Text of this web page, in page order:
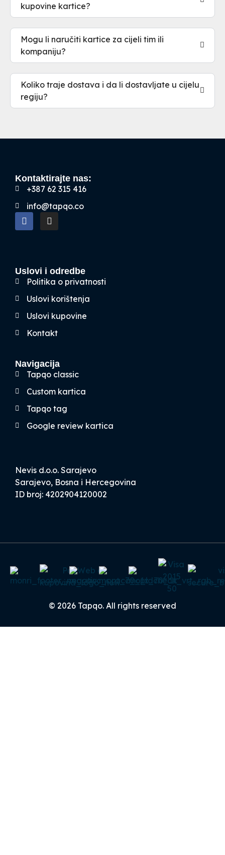
kupovine kartice?
Mogu li naručiti kartice za cijeli tim ili
kompaniju?
Koliko traje dostava i da li dostavljate u cijelu
regiju?
Kontaktirajte nas:
+387 62 315 416
info@tapqo.co
Uslovi i odredbe
Politika o privatnosti
Uslovi korištenja
Uslovi kupovine
Kontakt
Navigacija
Tapqo classic
Custom kartica
Tapqo tag
Google review kartica
Nevis d.o.o. Sarajevo
Sarajevo, Bosna i Hercegovina
ID broj: 4202904120002
© 2026 Tapqo. All rights reserved